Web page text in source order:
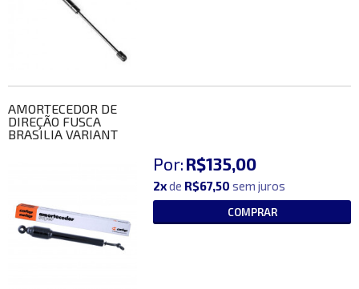
AMORTECEDOR DE
DIREÇÃO FUSCA
BRASILIA VARIANT
Por: R$135,00
2xde R$67,50 sem juros
COMPRAR